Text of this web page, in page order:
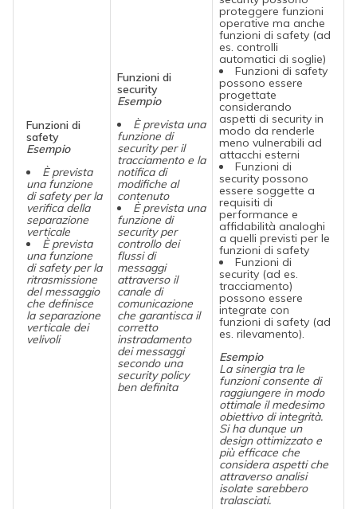
Funzioni di
safety
Esempio
È prevista
una funzione
di safety per la
verifica della
separazione
verticale
È prevista
una funzione
di safety per la
ritrasmissione
del messaggio
che definisce
la separazione
verticale dei
velivoli
Funzioni di
security
Esempio
È prevista una
funzione di
security per il
tracciamento e la
notifica di
modifiche al
contenuto
È prevista una
funzione di
security per
controllo dei
flussi di
messaggi
attraverso il
canale di
comunicazione
che garantisca il
corretto
instradamento
dei messaggi
secondo una
security policy
ben definita
proteggere funzioni
operative ma anche
funzioni di safety (ad
es. controlli
automatici di soglie)
Funzioni di safety
possono essere
progettate
considerando
aspetti di security in
modo da renderle
meno vulnerabili ad
attacchi esterni
Funzioni di
security possono
essere soggette a
requisiti di
performance e
affidabilità analoghi
a quelli previsti per le
funzioni di safety
Funzioni di
security (ad es.
tracciamento)
possono essere
integrate con
funzioni di safety (ad
es. rilevamento).
Esempio
La sinergia tra le
funzioni consente di
raggiungere in modo
ottimale il medesimo
obiettivo di integrità.
Si ha dunque un
design ottimizzato e
più efficace che
considera aspetti che
attraverso analisi
isolate sarebbero
tralasciati.